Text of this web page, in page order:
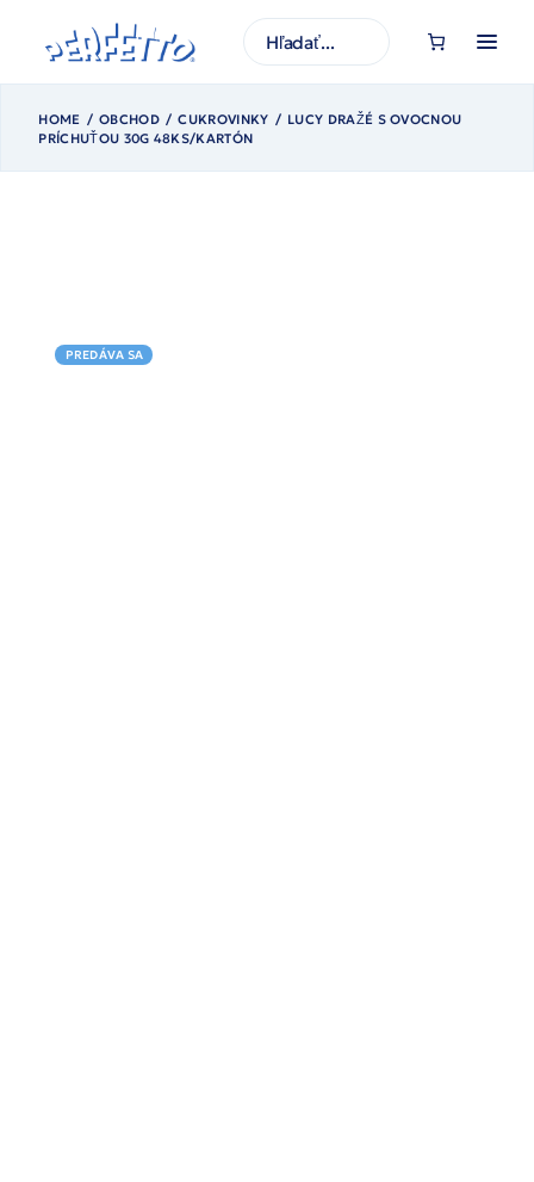
obsah
H
ľ
d
ť
HOME OBCHOD CUKROVINKY
LUCY DRAŽÉ S OVOCNOU
PRÍCHUŤOU 30G 48KS/KARTÓN
PREDÁVA SA